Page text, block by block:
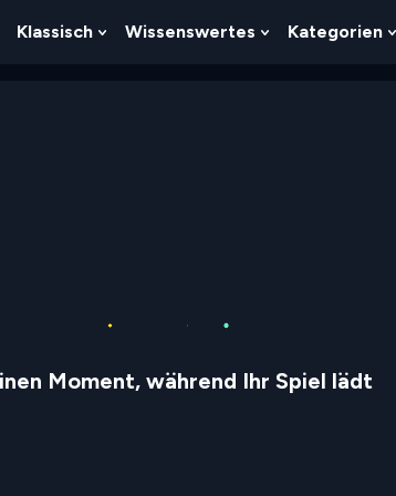
Show
Klassisch
Show
Wissenswertes
Show
Kategorien
Moment, während Ihr Spiel lädt